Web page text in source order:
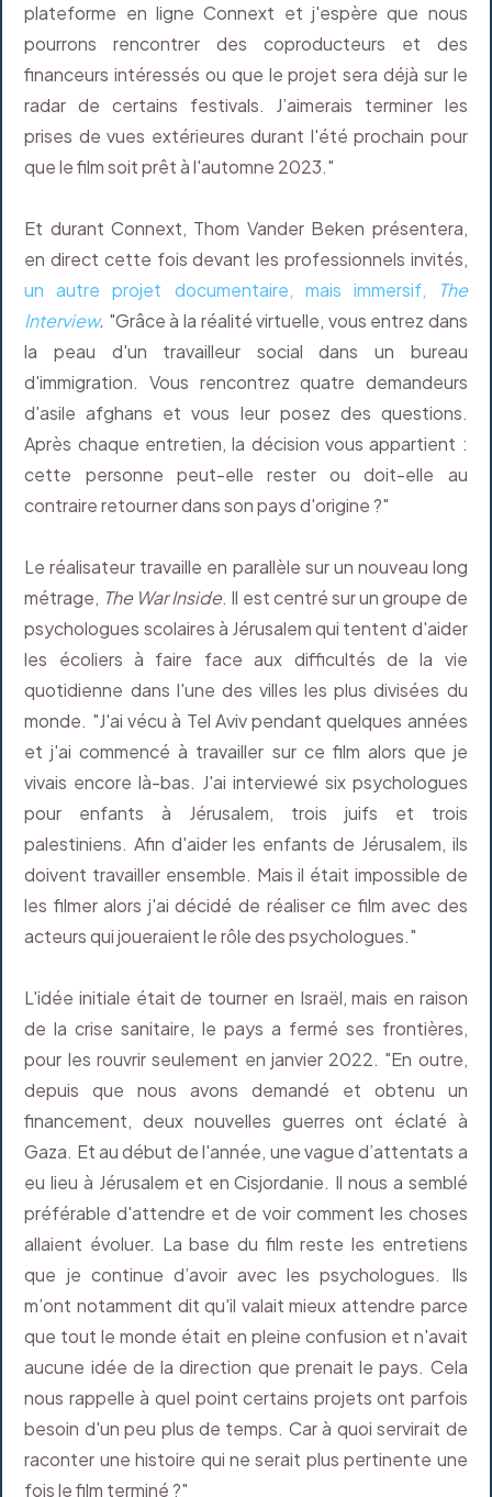
plateforme en ligne Connext et j'espère que nous
pourrons rencontrer des coproducteurs et des
financeurs intéressés ou que le projet sera déjà sur le
radar de certains festivals. J’aimerais terminer les
prises de vues extérieures durant l'été prochain pour
que le film soit prêt à l'automne 2023."
Et durant Connext, Thom Vander Beken présentera,
en direct cette fois devant les professionnels invités,
un autre projet documentaire, mais immersif,
The
Interview. "Grâce à la réalité virtuelle, vous entrez dans
la peau d'un travailleur social dans un bureau
d'immigration. Vous rencontrez quatre demandeurs
d'asile afghans et vous leur posez des questions.
Après chaque entretien, la décision vous appartient :
cette personne peut-elle rester ou doit-elle au
contraire retourner dans son pays d'origine ?"
Le réalisateur travaille en parallèle sur un nouveau long
métrage, The War Inside. Il est centré sur un groupe de
psychologues scolaires à Jérusalem qui tentent d'aider
les écoliers à faire face aux difficultés de la vie
quotidienne dans l'une des villes les plus divisées du
monde. "J'ai vécu à Tel Aviv pendant quelques années
et j'ai commencé à travailler sur ce film alors que je
vivais encore là-bas. J'ai interviewé six psychologues
pour enfants à Jérusalem, trois juifs et trois
palestiniens. Afin d'aider les enfants de Jérusalem, ils
doivent travailler ensemble. Mais il était impossible de
les filmer alors j'ai décidé de réaliser ce film avec des
acteurs qui joueraient le rôle des psychologues."
L'idée initiale était de tourner en Israël, mais en raison
de la crise sanitaire, le pays a fermé ses frontières,
pour les rouvrir seulement en janvier 2022. "En outre,
depuis que nous avons demandé et obtenu un
financement, deux nouvelles guerres ont éclaté à
Gaza. Et au début de l'année, une vague d’attentats a
eu lieu à Jérusalem et en Cisjordanie. Il nous a semblé
préférable d'attendre et de voir comment les choses
allaient évoluer. La base du film reste les entretiens
que je continue d’avoir avec les psychologues. Ils
m’ont notamment dit qu'il valait mieux attendre parce
que tout le monde était en pleine confusion et n'avait
aucune idée de la direction que prenait le pays. Cela
nous rappelle à quel point certains projets ont parfois
besoin d'un peu plus de temps. Car à quoi servirait de
raconter une histoire qui ne serait plus pertinente une
fois le film terminé ?"